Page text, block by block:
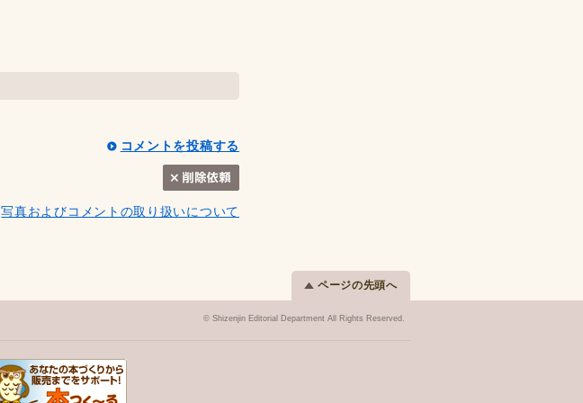
コメントを投稿する
写真およびコメントの取り扱いについて
ページの先頭へ
© Shizenjin Editorial Department All Rights Reserved.